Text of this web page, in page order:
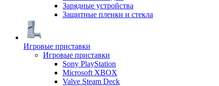
Зарядные устройства
Защитные пленки и стекла
Игровые приставки
Игровые приставки
Sony PlayStation
Microsoft XBOX
Valve Steam Deck